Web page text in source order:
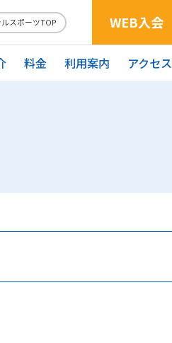
スポーツTOP WEB入会
料金 利用案内 アクセス